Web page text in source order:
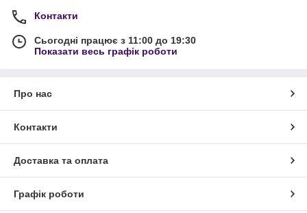
Контакти
Сьогодні працює з 11:00 до 19:30
Показати весь графік роботи
Про нас
Контакти
Доставка та оплата
Графік роботи